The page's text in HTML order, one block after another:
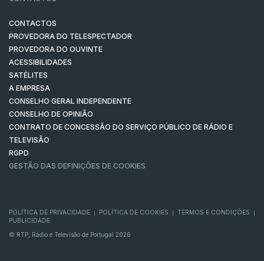
CONTACTOS
PROVEDORA DO TELESPECTADOR
PROVEDORA DO OUVINTE
ACESSIBILIDADES
SATÉLITES
A EMPRESA
CONSELHO GERAL INDEPENDENTE
CONSELHO DE OPINIÃO
CONTRATO DE CONCESSÃO DO SERVIÇO PÚBLICO DE RÁDIO E
TELEVISÃO
RGPD
GESTÃO DAS DEFINIÇÕES DE COOKIES
POLÍTICA DE PRIVACIDADE POLÍTICA DE COOKIES TERMOS E CONDIÇÕES
PUBLICIDADE
© RTP, Rádio e Televisão de Portugal 2026